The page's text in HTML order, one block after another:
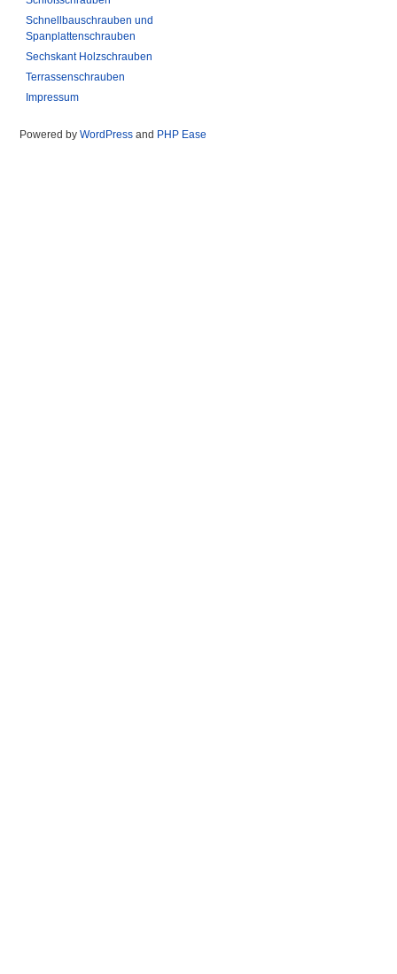
Schnellbauschrauben und
Spanplattenschrauben
Sechskant Holzschrauben
Terrassenschrauben
Impressum
Powered by WordPressand PHP Ease